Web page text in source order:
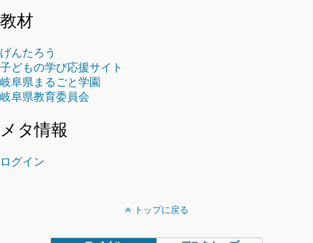
教材
げんたろう
子どもの学び応援サイト
岐阜県まるごと学園
岐阜県教育委員会
メタ情報
ログイン
トップに戻る